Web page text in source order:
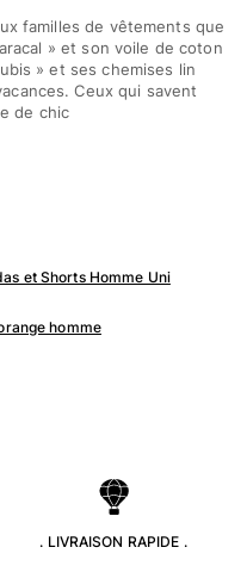
familles de vêtements que
» et son voile de coton
» et ses chemises lin
Ceux qui savent
de chic
et Shorts Homme Uni
homme
. LIVRAISON RAPIDE .